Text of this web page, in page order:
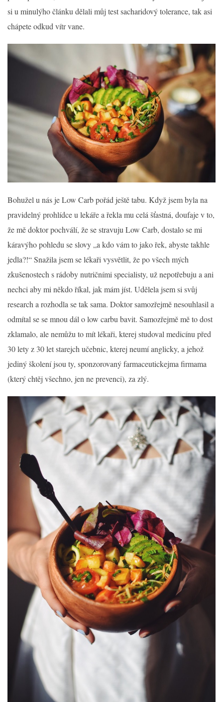
si u minulýho článku dělali můj test sacharidový tolerance, tak asi
chápete odkud vítr vane.
Bohužel u nás je Low Carb pořád ještě tabu. Když jsem byla na
pravidelný prohlídce u lekáře a řekla mu celá šťastná, doufaje v to,
že mě doktor pochválí, že se stravuju Low Carb, dostalo se mi
káravýho pohledu se slovy „a kdo vám to jako řek, abyste takhle
jedla?!“ Snažila jsem se lékaři vysvětlit, že po všech mých
zkušenostech s rádoby nutričními specialisty, už nepotřebuju a ani
nechci aby mi někdo říkal, jak mám jíst. Udělela jsem si svůj
research a rozhodla se tak sama. Doktor samozřejmě nesouhlasil a
odmítal se se mnou dál o low carbu bavit. Samozřejmě mě to dost
zklamalo, ale nemůžu to mít lékaři, kterej studoval medicínu před
30 lety z 30 let starejch učebnic, kterej neumí anglicky, a jehož
jediný školení jsou ty, sponzorovaný farmaceutickejma firmama
(který chtěj všechno, jen ne prevenci), za zlý.